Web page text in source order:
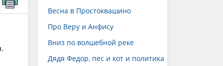
Весна в Простоквашино
Про Веру и Анфису
Вниз по волшебной реке
Дядя Федор, пес и кот и политика